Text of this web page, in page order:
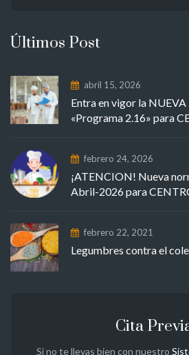
Últimos Post
abril 15, 2026
Entra en vigor la
«Programa 2.16» para
febrero 24, 2026
¡ATENCION! Nueva
Abril-2026 para
febrero 22, 2021
Legumbres contra el
Cita
Si no te llevas bien con nuestro